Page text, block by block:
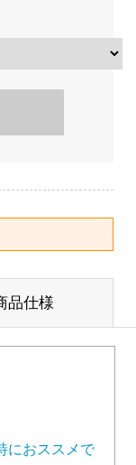
品仕様
におススメで